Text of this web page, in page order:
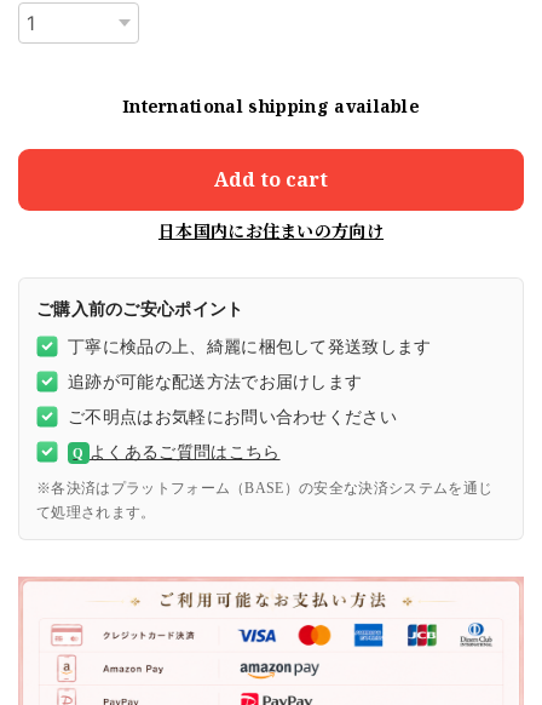
International shipping available
Add to cart
日本国内にお住まいの方向け
ご購入前のご安心ポイント
丁寧に検品の上、綺麗に梱包して発送致します
追跡が可能な配送方法でお届けします
ご不明点はお気軽にお問い合わせください
Q よくあるご質問はこちら
※各決済はプラットフォーム（BASE）の安全な決済システムを通じ
て処理されます。